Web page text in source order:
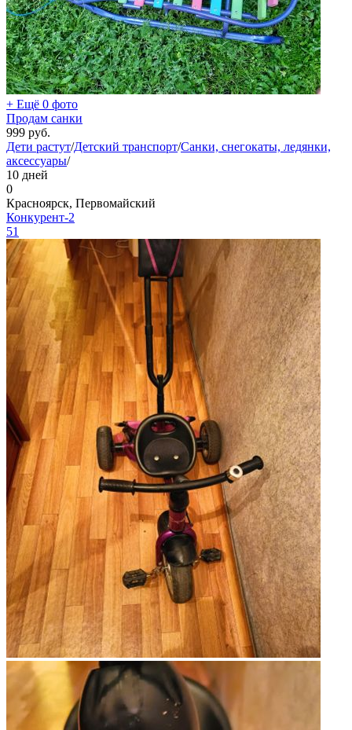
+ Ещё 0 фото
Продам санки
999 руб.
Дети растут/Детский транспорт/Санки, снегокаты, ледянки,
аксессуары/
10 дней
0
Красноярск, Первомайский
Конкурент-2
51